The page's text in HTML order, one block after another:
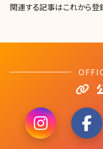
関連する記事はこれから登